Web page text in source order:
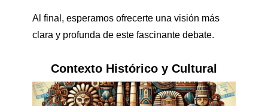
Al final, esperamos ofrecerte una visión más
clara y profunda de este fascinante debate.
Contexto Histórico y Cultural